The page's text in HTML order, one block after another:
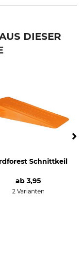
DIESER
Schnittkeil
ab 3,95
2 Varianten